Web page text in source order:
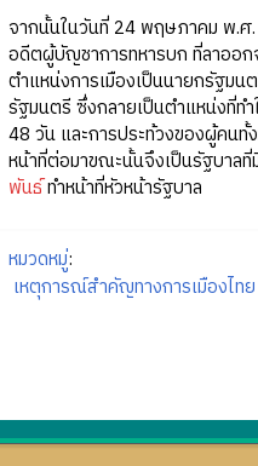
จากนั้นในวันที่ 24 พฤษภาคม พ.ศ
อดีตผู้บัญชาการทหารบก ที่ลาออก
ตำแหน่งการเมืองเป็นนายกรัฐม
รัฐมนตรี ซึ่งกลายเป็นตำแหน่งที่ท
48 วัน และการประท้วงของผู้คน
หน้าที่ต่อมาขณะนั้นจึงเป็นรัฐบาล
พันธ์ทำหน้าที่หัวหน้ารัฐบาล
หมวดหมู่:
เหตุการณ์สำคัญทางการเมืองไ